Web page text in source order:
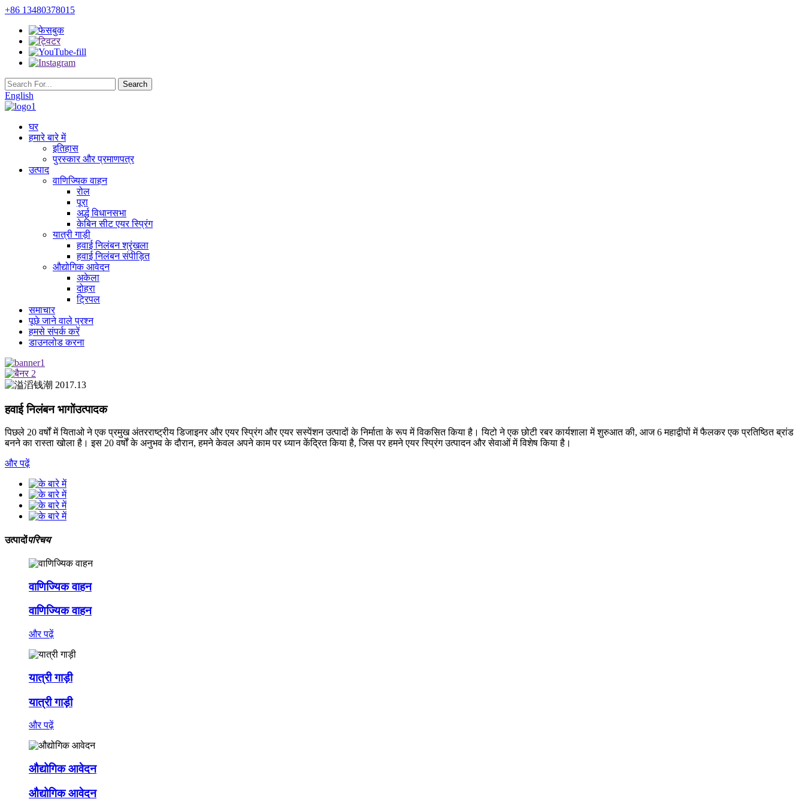
+86 13480378015
English
घर
हमारे बारे में
इतिहास
पुरस्कार और प्रमाणपत्र
उत्पाद
वाणिज्यिक वाहन
रोल
पूरा
अर्द्ध विधानसभा
केबिन सीट एयर स्प्रिंग
यात्री गाड़ी
हवाई निलंबन श्रृंखला
हवाई निलंबन संपीड़ित
औद्योगिक आवेदन
अकेला
दोहरा
ट्रिपल
समाचार
पूछे जाने वाले प्रश्न
हमसे संपर्क करें
डाउनलोड करना
हवाई निलंबन भागोंउत्पादक
पिछले 20 वर्षों में यिताओ ने एक प्रमुख अंतरराष्ट्रीय डिजाइनर और एयर स्प्रिंग और एयर सस्पेंशन उत्पादों के निर्माता के रूप में विकसित किया है। यिटो ने एक छोटी रबर कार्यशाला में शुरुआत की, आज 6 महाद्वीपों में फैलकर एक प्रतिष्ठित ब्रांड
बनने का रास्ता खोला है। इस 20 वर्षों के अनुभव के दौरान, हमने केवल अपने काम पर ध्यान केंद्रित किया है, जिस पर हमने एयर स्प्रिंग उत्पादन और सेवाओं में विशेष किया है।
और पढ़ें
उत्पादोंपरिचय
वाणिज्यिक वाहन
वाणिज्यिक वाहन
और पढ़ें
यात्री गाड़ी
यात्री गाड़ी
और पढ़ें
औद्योगिक आवेदन
औद्योगिक आवेदन